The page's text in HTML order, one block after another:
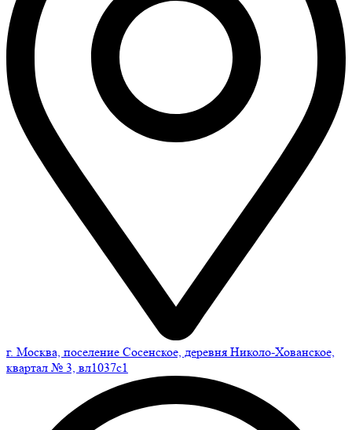
г. Москва, поселение Сосенское, деревня Николо-Хованское,
квартал № 3, вл1037с1